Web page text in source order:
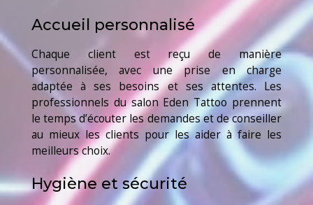
Accueil personnalisé
Chaque client est reçu de manière
personnalisée, avec une prise en charge
adaptée à ses besoins et ses attentes. Les
professionnels du salon Eden Tattoo prennent
le temps d’écouter les demandes et de conseiller
au mieux les clients pour les aider à faire les
meilleurs choix.
Hygiène et sécurité